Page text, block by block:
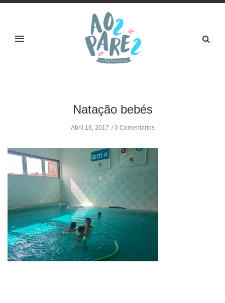
Natação bebés
Abril 18, 2017 0 Comentários